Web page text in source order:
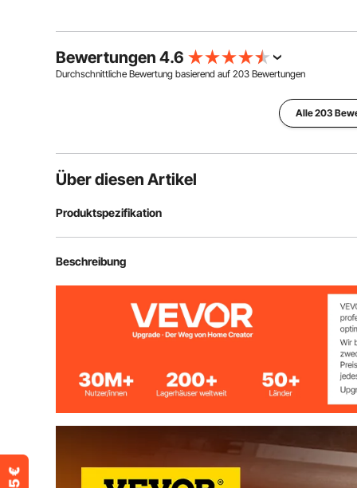
Bewertungen 4.6
Durchschnittliche Bewertung basierend auf 203 Bewertungen
Alle 203
Über diesen Artikel
Produktspezifikation
Formen Typ
Formen Anzahl
33 x 28 x 21
Bruttogewicht 17 Pfund
Beschreibung